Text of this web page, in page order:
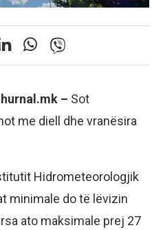
– Sot
me diell dhe vranësira
Hidrometeorologjik
minimale do të lëvizin
ato maksimale prej 27